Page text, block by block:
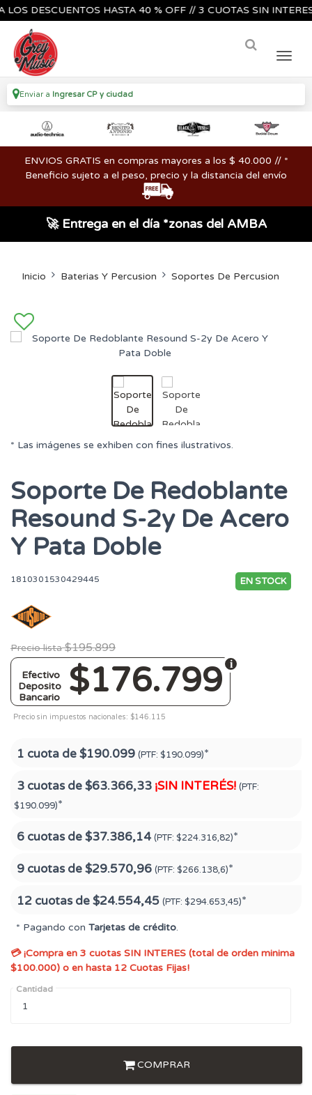
DESCUENTOS HASTA 40 % OFF // 3 CUOTAS SIN
Enviar a Ingresar CP y ciudad
ENVIOS GRATIS en compras mayores a los $ 40.000 // *
Beneficio sujeto a el peso, precio y la distancia del envío
🚀 Entrega en el día *zonas del AMBA
Inicio Baterias Y Percusion Soportes De Percusion
* Las imágenes se exhiben con fines ilustrativos.
Soporte De Redoblante
Resound S-2y De Acero
Y Pata Doble
1810301530429445 EN STOCK
Precio lista $195.899
$176.799
Efectivo
Deposito
Bancario
Precio sin impuestos nacionales: $146.115
1 cuota de$190.099 (PTF: $190.099)*
3 cuotas de$63.366,33 ¡SIN INTERÉS! (PTF:
$190.099)*
6 cuotas de$37.386,14 (PTF: $224.316,82)*
9 cuotas de$29.570,96 (PTF: $266.138,6)*
12 cuotas de$24.554,45 (PTF: $294.653,45)*
* Pagando con Tarjetas de crédito.
💳 ¡Compra en 3 cuotas SIN INTERES (total de orden minima
$100.000) o en hasta 12 Cuotas Fijas!
Cantidad
COMPRAR